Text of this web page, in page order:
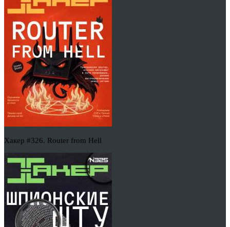
Хакер #326. Router from Hell